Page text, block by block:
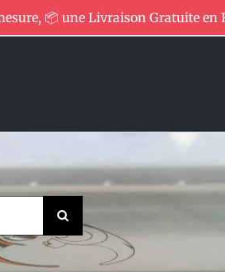
📦 une Livraison Gratuite en